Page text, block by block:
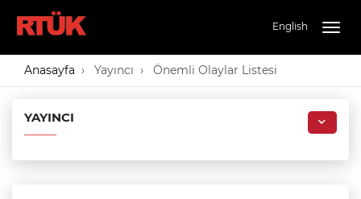
English
Anasayfa Yayıncı Önemli Olaylar Listesi
YAYINCI